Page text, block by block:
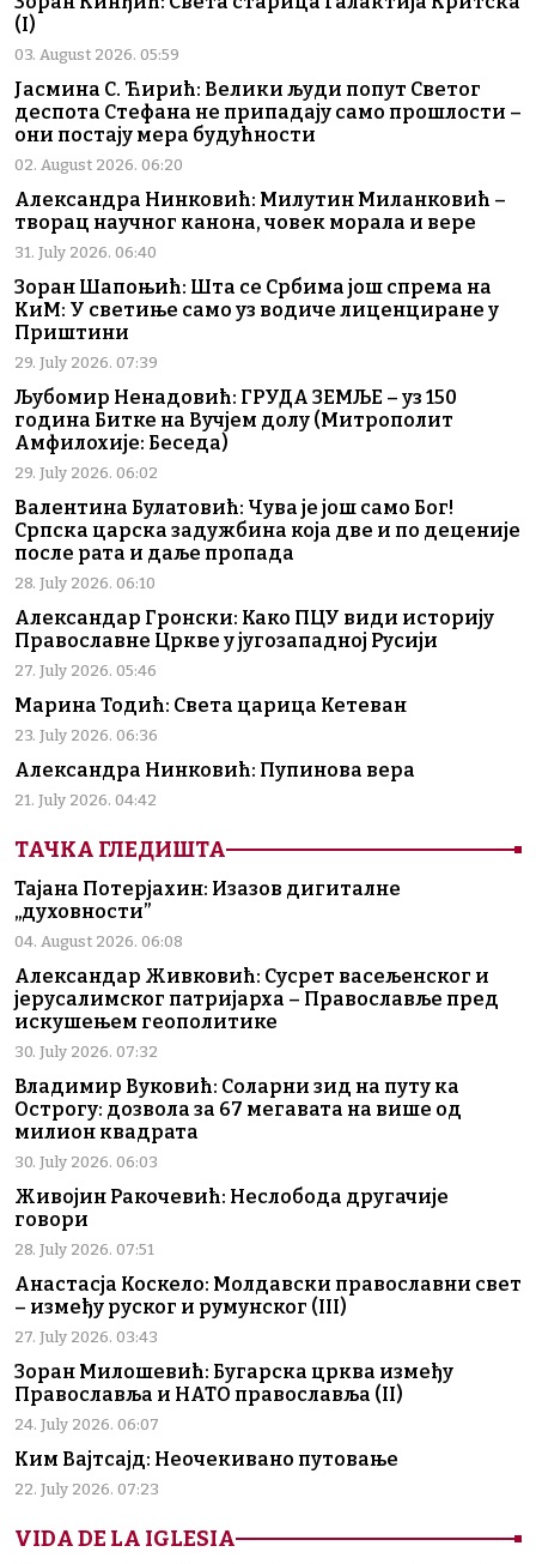
(I)
03. August 2026. 05:59
Јасмина С. Ћирић: Велики људи попут Светог
деспота Стефана не припадају само прошлости –
они постају мера будућности
02. August 2026. 06:20
Александра Нинковић: Милутин Миланковић –
творац научног канона, човек морала и вере
31. July 2026. 06:40
Зоран Шапоњић: Шта се Србима још спрема на
КиМ: У светиње само уз водиче лиценциране у
Приштини
29. July 2026. 07:39
Љубомир Ненадовић: ГРУДА ЗЕМЉЕ – уз 150
година Битке на Вучјем долу (Митрополит
Амфилохије: Беседа)
29. July 2026. 06:02
Валентина Булатовић: Чува је још само Бог!
Српска царска задужбина која две и по деценије
после рата и даље пропада
28. July 2026. 06:10
Александар Гронски: Како ПЦУ види историју
Православне Цркве у југозападној Русији
27. July 2026. 05:46
Марина Тодић: Света царица Кетеван
23. July 2026. 06:36
Александра Нинковић: Пупинова вера
21. July 2026. 04:42
ТАЧКА ГЛЕДИШТА
Тајана Потерјахин: Изазов дигиталне
„духовности”
04. August 2026. 06:08
Александар Живковић: Сусрет васељенског и
јерусалимског патријарха – Православље пред
искушењем геополитике
30. July 2026. 07:32
Владимир Вуковић: Соларни зид на путу ка
Острогу: дозвола за 67 мегавата на више од
милион квадрата
30. July 2026. 06:03
Живојин Ракочевић: Неслобода другачије
говори
28. July 2026. 07:51
Анастасја Коскело: Молдавски православни свет
– између руског и румунског (III)
27. July 2026. 03:43
Зоран Милошевић: Бугарска црква између
Православља и НАТО православља (II)
24. July 2026. 06:07
Ким Вајтсајд: Неочекивано путовање
22. July 2026. 07:23
VIDA DE LA IGLESIA